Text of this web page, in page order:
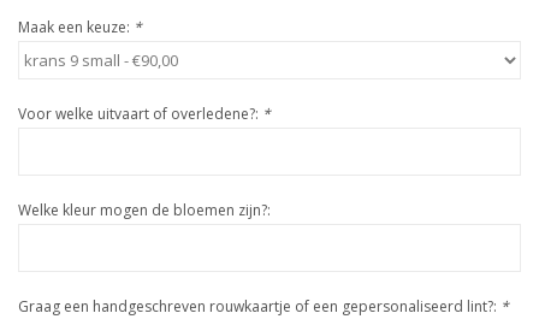
Maak een keuze: *
Voor welke uitvaart of overledene?: *
Welke kleur mogen de bloemen zijn?:
Graag een handgeschreven rouwkaartje of een gepersonaliseerd lint?: *